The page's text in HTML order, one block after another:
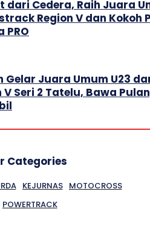
dari Cedera, Raih Juara
Region V dan Kokoh
PRO
Juara Umum U23
V Seri 2 Tatelu, Bawa
Categories
KEJURNAS
MOTOCROSS
POWERTRACK